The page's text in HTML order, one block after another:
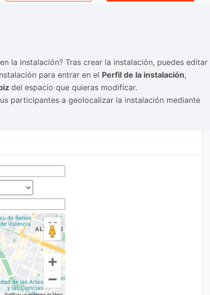
la instalación? Tras crear la instalación, puedes editar
para entrar en el Perfil de la instalación,
del espacio que quieras modificar.
participantes a geolocalizar la instalación mediante